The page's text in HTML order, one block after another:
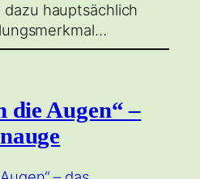
hauptsächlich
die Augen“ –